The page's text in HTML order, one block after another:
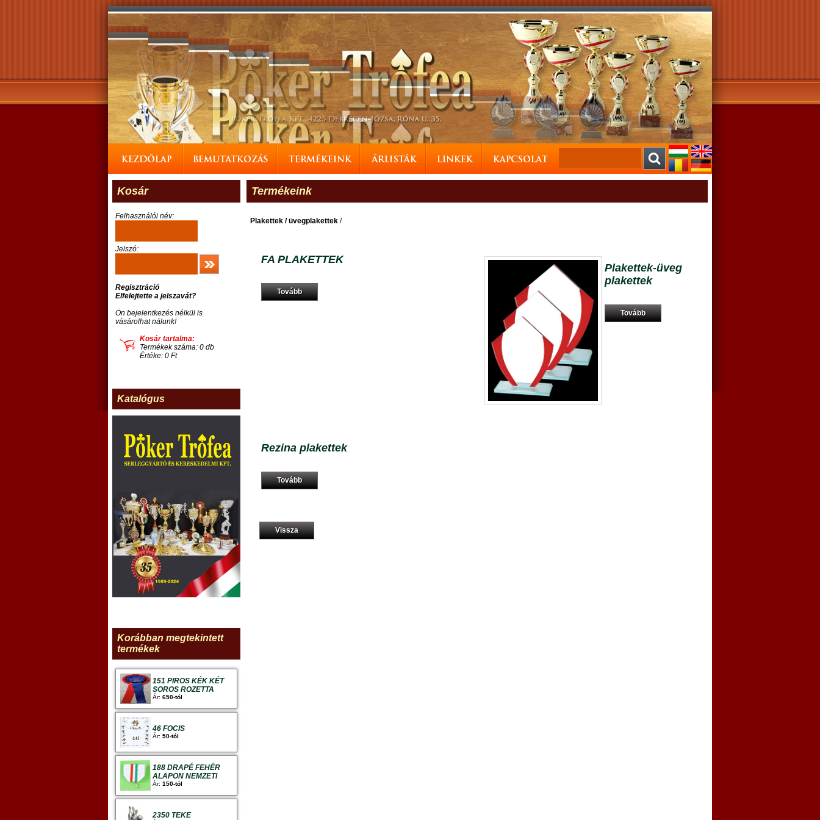
Kosár
Felhasználói név:
Jelszó:
Regisztráció
Elfelejtette a jelszavát?
Ön bejelentkezés nélkül is
vásárolhat nálunk!
Kosár tartalma:
Termékek száma: 0 db
Értéke: 0 Ft
Katalógus
Korábban megtekintett
termékek
151 PIROS KÉK KÉT
SOROS ROZETTA
Ár: 650-tól
46 FOCIS
Ár: 50-tól
188 DRAPÉ FEHÉR
ALAPON NEMZETI
Ár: 150-tól
2350 TEKE
Termékeink
Plakettek / üvegplakettek /
FA PLAKETTEK
Tovább
Plakettek-üveg
plakettek
Tovább
Rezina plakettek
Tovább
Vissza